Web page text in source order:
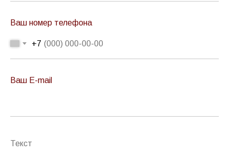
Ваш номер телефона
+7
Ваш E-mail